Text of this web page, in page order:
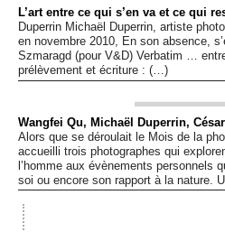
L’art entre ce qui s’en va et ce qui
Duperrin Michaël Duperrin, artiste
en novembre 2010, En son absence,
Szmaragd (pour V&D) Verbatim …
prélèvement et écriture : (…)
Wangfei Qu, Michaël Duperrin,
Alors que se déroulait le Mois de la
accueilli trois photographes qui
l’homme aux évènements personnels
soi ou encore son rapport à la nature.